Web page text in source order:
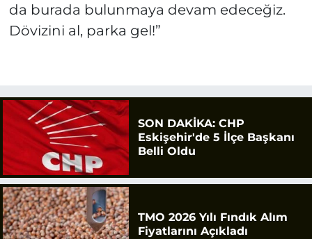
da burada bulunmaya devam edeceğiz.
Dövizini al, parka gel!”
SON DAKİKA: CHP
Eskişehir'de 5 İlçe Başkanı
Belli Oldu
TMO 2026 Yılı Fındık Alım
Fiyatlarını Açıkladı